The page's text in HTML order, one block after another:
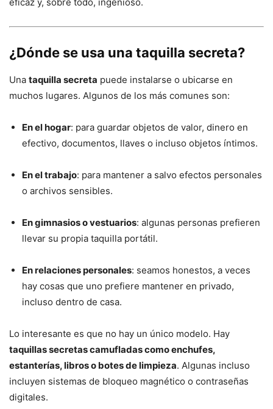
¿Dónde se usa una taquilla secreta?
Una taquilla secreta puede instalarse o ubicarse en
muchos lugares. Algunos de los más comunes son:
En el hogar: para guardar objetos de valor, dinero en
efectivo, documentos, llaves o incluso objetos íntimos.
En el trabajo: para mantener a salvo efectos personales
o archivos sensibles.
En gimnasios o vestuarios: algunas personas prefieren
llevar su propia taquilla portátil.
En relaciones personales: seamos honestos, a veces
hay cosas que uno prefiere mantener en privado,
incluso dentro de casa.
Lo interesante es que no hay un único modelo. Hay
taquillas secretas camufladas como enchufes,
estanterías, libros o botes de limpieza. Algunas incluso
incluyen sistemas de bloqueo magnético o contraseñas
digitales.